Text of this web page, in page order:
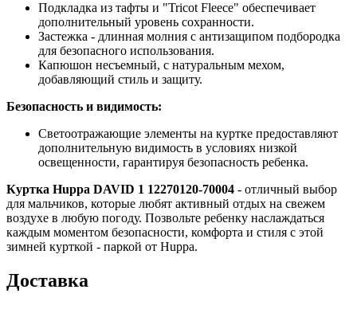
Подкладка из тафты и "Tricot Fleece" обеспечивает
дополнительный уровень сохранности.
Застежка - длинная молния с антизащипом подбородка
для безопасного использования.
Капюшон несъемный, с натуральным мехом,
добавляющий стиль и защиту.
Безопасность и видимость:
Светоотражающие элементы на куртке предоставляют
дополнительную видимость в условиях низкой
освещенности, гарантируя безопасность ребенка.
Куртка Huppa DAVID 1 12270120-70004 - отличный выбор
для мальчиков, которые любят активный отдых на свежем
воздухе в любую погоду. Позвольте ребенку наслаждаться
каждым моментом безопасности, комфорта и стиля с этой
зимней курткой - паркой от Huppa.
Доставка